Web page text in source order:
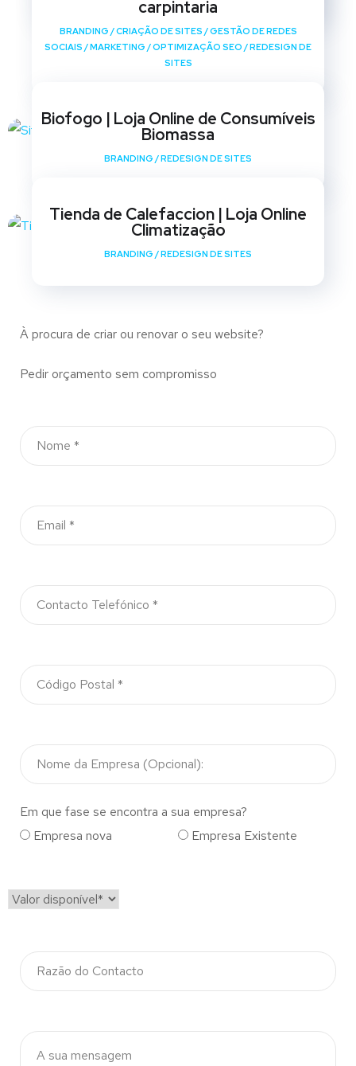
carpintaria
BRANDING /CRIAÇÃO DE SITES /GESTÃO DE REDES
SOCIAIS /MARKETING /OPTIMIZAÇÃO SEO /REDESIGN DE
SITES
Biofogo | Loja Online de Consumíveis
Biomassa
BRANDING /REDESIGN DE SITES
Tienda de Calefaccion | Loja Online
Climatização
BRANDING /REDESIGN DE SITES
À procura de criar ou renovar o seu website?
Pedir orçamento sem compromisso
Em que fase se encontra a sua empresa?
Empresa nova
Empresa Existente